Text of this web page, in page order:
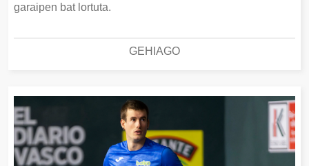
garaipen bat lortuta.
GEHIAGO